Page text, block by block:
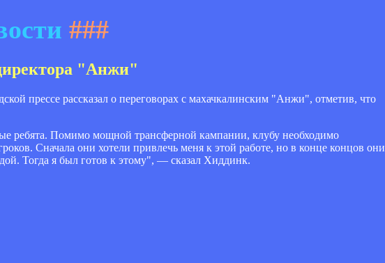
###
"Анжи"
прессе рассказал о переговорах с махачкалинским "Анжи", отметив, что
ребята. Помимо мощной трансферной кампании, клубу необходимо
Сначала они хотели привлечь меня к этой работе, но в конце концов они
Тогда я был готов к этому", — сказал Хиддинк.